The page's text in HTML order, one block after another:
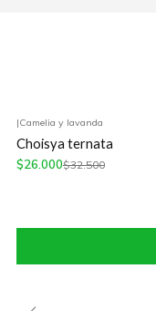
|Camelia y lavanda
Choisya ternata
$26.000$32.500